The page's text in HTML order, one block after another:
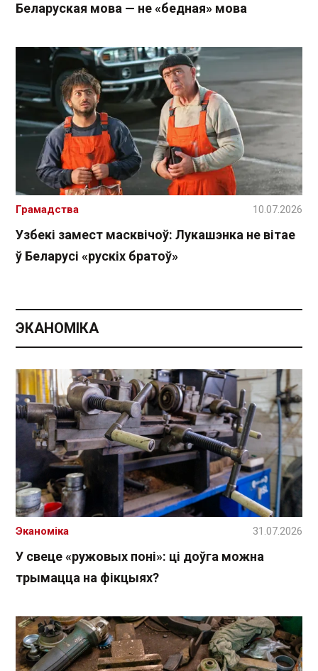
Беларуская мова — не «бедная» мова
Узбекі замест масквічоў: Лукашэнка не вітае
ў Беларусі «рускіх братоў»
Грамадства 10.07.2026
ЭКАНОМІКА
У свеце «ружовых поні»: ці доўга можна
трымацца на фікцыях?
Эканоміка 31.07.2026